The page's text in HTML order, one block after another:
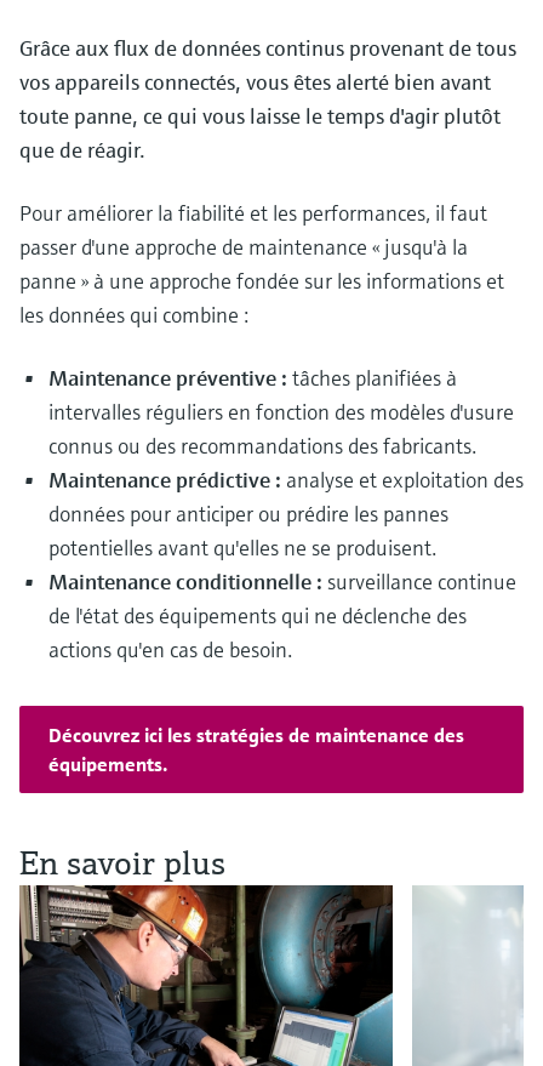
Grâce aux flux de données continus provenant de tous
vos appareils connectés, vous êtes alerté bien avant
toute panne, ce qui vous laisse le temps d'agir plutôt
que de réagir.
Pour améliorer la fiabilité et les performances, il faut
passer d'une approche de maintenance « jusqu'à la
panne » à une approche fondée sur les informations et
les données qui combine :
Maintenance préventive : tâches planifiées à
intervalles réguliers en fonction des modèles d'usure
connus ou des recommandations des fabricants.
Maintenance prédictive : analyse et exploitation des
données pour anticiper ou prédire les pannes
potentielles avant qu'elles ne se produisent.
Maintenance conditionnelle : surveillance continue
de l'état des équipements qui ne déclenche des
actions qu'en cas de besoin.
Découvrez ici les stratégies de maintenance des
équipements.
En savoir plus